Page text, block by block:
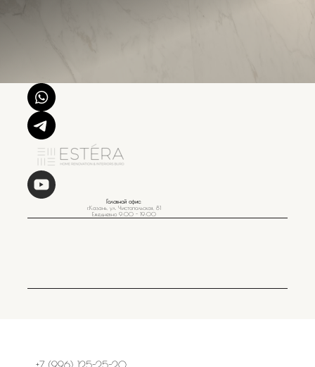
Головной офис:
г.Казань, ул. Чистопольская, 81
Ежедневно 9:00 - 19:00